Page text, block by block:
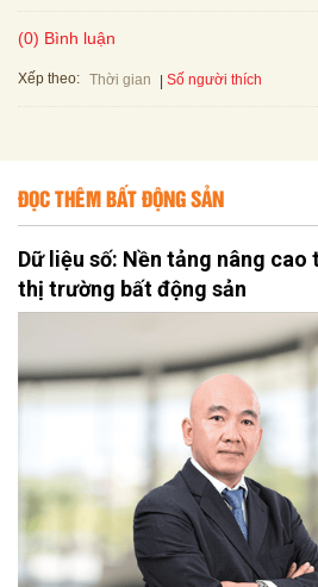
(0) Bình luận
Xếp theo: Thời gian Số người thích
ĐỌC THÊM BẤT ĐỘNG SẢN
Dữ liệu số: Nền tảng nâng cao
thị trường bất động sản